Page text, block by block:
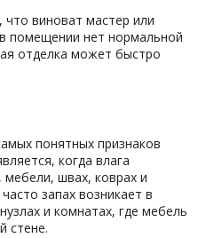
виноват мастер или
помещении нет нормальной
отделка может быстро
понятных признаков
когда влага
мебели, швах, коврах и
запах возникает в
и комнатах, где мебель
стене.